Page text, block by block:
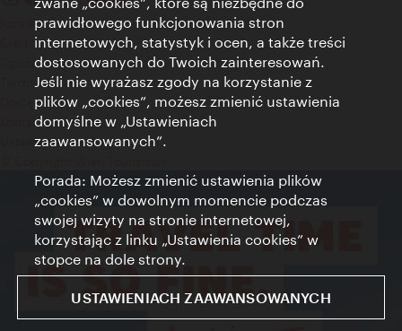
Kontakt
Credits
Zgoda na przetwarzanie danych osobowych
Terms of Use
Dostępność
Kontakt prasowy
Ustawienia cookies
prawidłowego funkcjonowania stron
internetowych, statystyk i ocen, a także treści
dostosowanych do Twoich zainteresowań.
Jeśli nie wyrażasz zgody na korzystanie z
plików „cookies”, możesz zmienić ustawienia
domyślne w „Ustawieniach
zaawansowanych”.
Porada: Możesz zmienić ustawienia plików
„cookies” w dowolnym momencie podczas
swojej wizyty na stronie internetowej,
korzystając z linku „Ustawienia cookies” w
stopce na dole strony.
USTAWIENIACH ZAAWANSOWANYCH